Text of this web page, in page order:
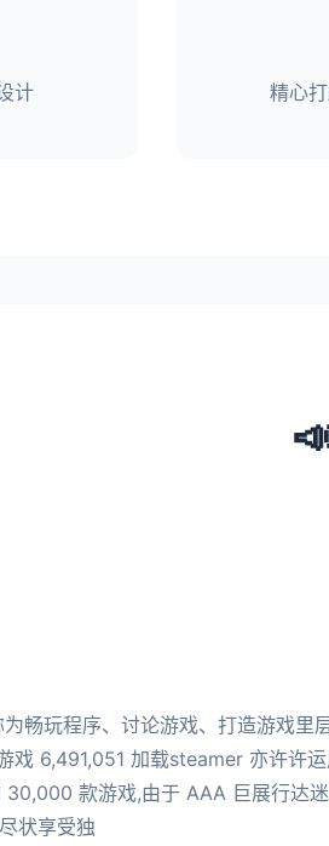
计 精心
畅玩程序、讨论游戏、打造游戏里
6,491,051 加载steamer 亦许许
款游戏,由于 AAA 巨展行达
状享受独